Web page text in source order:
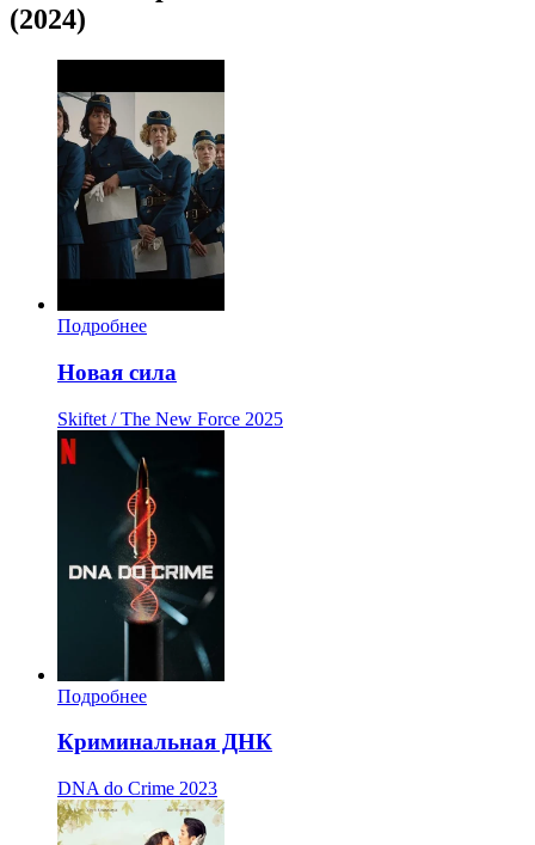
(2024)
Подробнее
Новая сила
Skiftet / The New Force 2025
Подробнее
Криминальная ДНК
DNA do Crime 2023